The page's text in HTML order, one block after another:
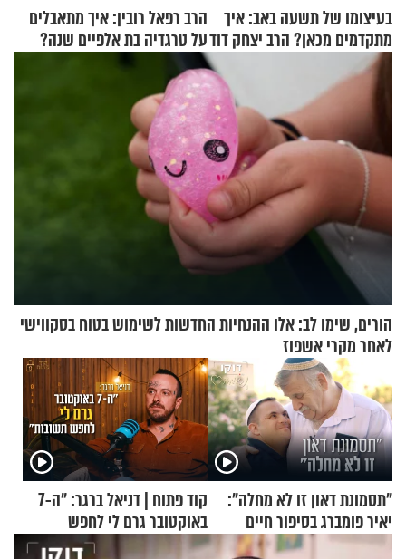
בעיצומו של תשעה באב: איך
מתקדמים מכאן? הרב יצחק דוד
גרוסמן בשיחה מיוחדת
הרב רפאל רובין: איך מתאבלים
על טרגדיה בת אלפיים שנה?
הורים, שימו לב: אלו ההנחיות החדשות לשימוש בטוח בסקווישי
לאחר מקרי אשפוז
"תסמונת דאון זו לא מחלה":
יאיר פומברג בסיפור חיים
מעורר השראה
קוד פתוח | דניאל ברגר: "ה-7
באוקטובר גרם לי לחפש
תשובות"